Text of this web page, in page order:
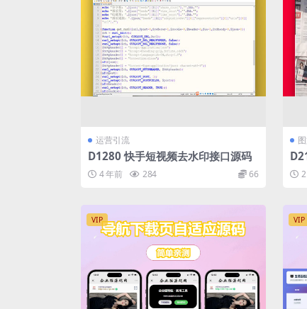
运营引流
D1280 快手短视频去水印接口源码
4 年前 284 66
线
VIP VIP